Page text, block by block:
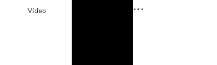
Video ***